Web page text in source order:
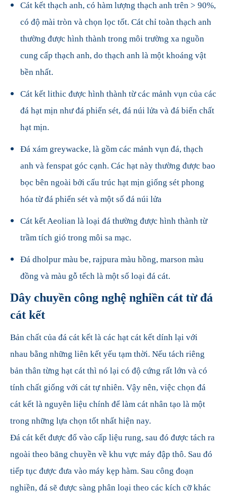
Cát kết thạch anh, có hàm lượng thạch anh trên > 90%,
có độ mài tròn và chọn lọc tốt. Cát chỉ toàn thạch anh
thường được hình thành trong môi trường xa nguồn
cung cấp thạch anh, do thạch anh là một khoáng vật
bền nhất.
Cát kết lithic được hình thành từ các mảnh vụn của các
đá hạt mịn như đá phiến sét, đá núi lửa và đá biến chất
hạt mịn.
Đá xám greywacke, là gồm các mảnh vụn đá, thạch
anh và fenspat góc cạnh. Các hạt này thường được bao
bọc bên ngoài bởi cấu trúc hạt mịn giống sét phong
hóa từ đá phiến sét và một số đá núi lửa
Cát kết Aeolian là loại đá thường được hình thành từ
trầm tích gió trong môi sa mạc.
Đá dholpur màu be, rajpura màu hồng, marson màu
đồng và màu gỗ tếch là một số loại đá cát.
Dây chuyền công nghệ nghiền cát từ đá
cát kết
Bản chất của đá cát kết là các hạt cát kết dính lại với
nhau bằng những liên kết yếu tạm thời. Nếu tách riêng
bản thân từng hạt cát thì nó lại có độ cứng rất lớn và có
tính chất giống với cát tự nhiên. Vậy nên, việc chọn đá
cát kết là nguyên liệu chính để làm cát nhân tạo là một
trong những lựa chọn tốt nhất hiện nay.
Đá cát kết được đổ vào cấp liệu rung, sau đó được tách ra
ngoài theo băng chuyền về khu vực máy đập thô. Sau đó
tiếp tục được đưa vào máy kẹp hàm. Sau công đoạn
nghiền, đá sẽ được sàng phân loại theo các kích cỡ khác